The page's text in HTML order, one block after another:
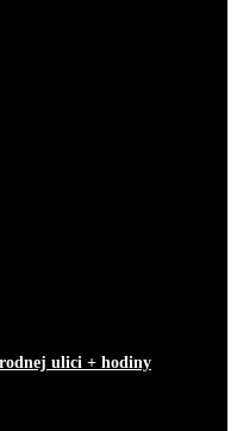
ulici + hodiny